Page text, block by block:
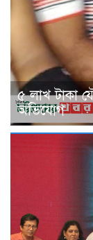
৫ লাখ টাকা
অভিযোগ